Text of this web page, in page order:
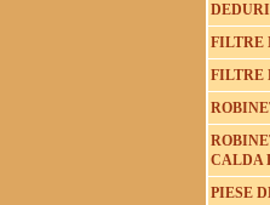
FILTRE
FILTRE
CALDA
PIESE